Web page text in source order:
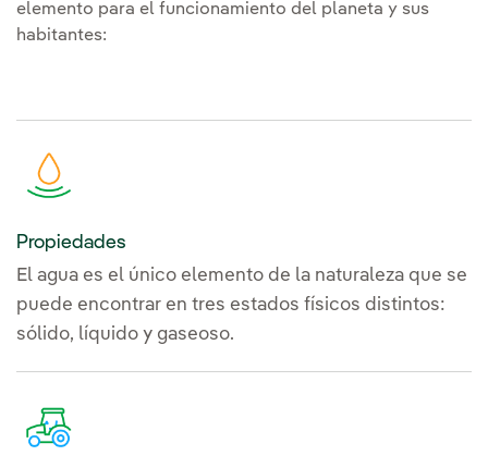
elemento para el funcionamiento del planeta y sus
habitantes:
Propiedades
El agua es el único elemento de la naturaleza que se
puede encontrar en tres estados físicos distintos:
sólido, líquido y gaseoso.